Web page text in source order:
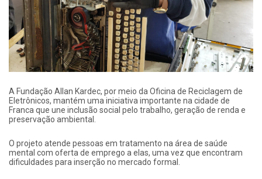
A Fundação Allan Kardec, por meio da Oficina de Reciclagem de
Eletrônicos, mantém uma iniciativa importante na cidade de
Franca que une inclusão social pelo trabalho, geração de renda e
preservação ambiental.
O projeto atende pessoas em tratamento na área de saúde
mental com oferta de emprego a elas, uma vez que encontram
dificuldades para inserção no mercado formal.